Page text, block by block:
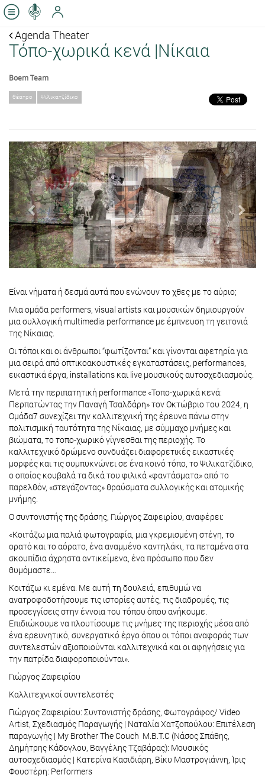
Agenda Theater
Τόπο-χωρικά κενά |Νίκαια
Boem Team
θέατρο Ψιλικατζίδικο
Previous Next
Είναι νήματα ή δεσμά αυτά που ενώνουν το χθες με το αύριο;
Μια ομάδα performers, visual artists και μουσικών δημιουργούν
μια συλλογική multimedia performance με έμπνευση τη γειτονιά
της Νίκαιας.
Οι τόποι και οι άνθρωποι “φωτίζονται” και γίνονται αφετηρία για
μια σειρά από οπτικοακουστικές εγκαταστάσεις, performances,
εικαστικά έργα, installations και live μουσικούς αυτοσχεδιασμούς.
Mετά την περιπατητική performance «Τοπο-χωρικά κενά:
Περπατώντας την Παναγή Τσαλδάρη» τον Οκτώβριο του 2024, η
Ομάδα7 συνεχίζει την καλλιτεχνική της έρευνα πάνω στην
πολιτισμική ταυτότητα της Νίκαιας, με σύμμαχο μνήμες και
βιώματα, το τοπο-χωρικό γίγνεσθαι της περιοχής. Το
καλλιτεχνικό δρώμενο συνδυάζει διαφορετικές εικαστικές
μορφές και τις συμπυκνώνει σε ένα κοινό τόπο, το Ψιλικατζίδικο,
ο οποίος κουβαλά τα δικά του φιλικά «φαντάσματα» από το
παρελθόν, «στεγάζοντας» θραύσματα συλλογικής και ατομικής
μνήμης.
Ο συντονιστής της δράσης, Γιώργος Ζαφειρίου, αναφέρει:
«Κοιτάζω μια παλιά φωτογραφία, μια γκρεμισμένη στέγη, το
ορατό και το αόρατο, ένα αναμμένο καντηλάκι, τα πεταμένα στα
σκουπίδια άχρηστα αντικείμενα, ένα πρόσωπο που δεν
θυμόμαστε…
Κοιτάζω κι εμένα. Με αυτή τη δουλειά, επιθυμώ να
ανατροφοδοτήσουμε τις ιστορίες αυτές, τις διαδρομές, τις
προσεγγίσεις στην έννοια του τόπου όπου ανήκουμε.
Επιδιώκουμε να πλουτίσουμε τις μνήμες της περιοχής μέσα από
ένα ερευνητικό, συνεργατικό έργο όπου οι τόποι αναφοράς των
συντελεστών αξιοποιούνται καλλιτεχνικά και οι αφηγήσεις για
την πατρίδα διαφοροποιούνται».
Γιώργος Ζαφειρίου
Καλλιτεχνικοί συντελεστές
Γιώργος Ζαφειρίου: Συντονιστής δράσης, Φωτογράφος/ Video
Artist, Σχεδιασμός Παραγωγής | Ναταλία Χατζοπούλου: Επιτέλεση
παραγωγής | My Brother The Couch M.B.T.C (Νάσος Σπάθης,
Δημήτρης Κάδογλου, Βαγγέλης Τζαβάρας): Μουσικός
αυτοσχεδιασμός | Κατερίνα Κασιδιάρη, Βίκυ Μαστρογιάννη, Ίρις
Φουστέρη: Performers